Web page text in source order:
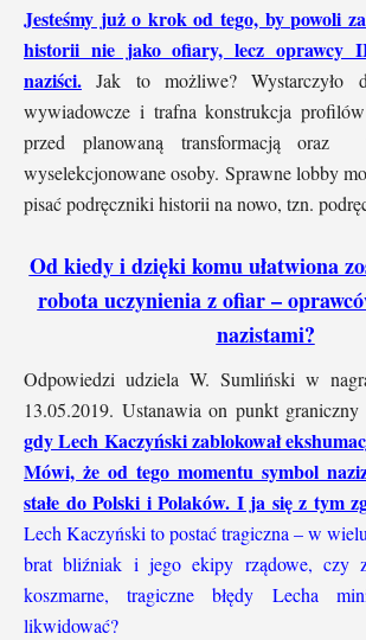
Jesteśmy już o krok od tego, by powoli
historii nie jako ofiary, lecz oprawcy
naziści. Jak to możliwe? Wystarczyło
wywiadowcze i trafna konstrukcja
przed planowaną transformacją oraz
wyselekcjonowane osoby. Sprawne lobby
pisać podręczniki historii na nowo, tzn.
Od kiedy i dzięki komu ułatwiona
robota uczynienia z ofiar –
nazistami?
Odpowiedzi udziela W. Sumliński w
13.05.2019. Ustanawia on punkt
gdy Lech Kaczyński zablokował
Mówi, że od tego momentu symbol
stałe do Polski i Polaków. I ja się z tym
Lech Kaczyński to postać tragiczna – w
brat bliźniak i jego ekipy rządowe, czy
koszmarne, tragiczne błędy Lecha
likwidować?